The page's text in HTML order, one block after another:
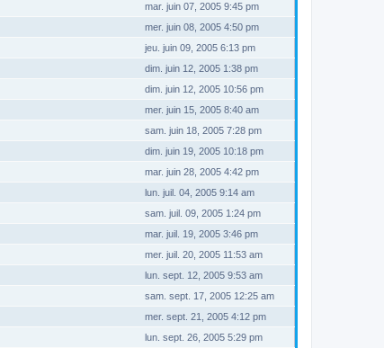
mar. juin 07, 2005 9:45 pm
mer. juin 08, 2005 4:50 pm
jeu. juin 09, 2005 6:13 pm
dim. juin 12, 2005 1:38 pm
dim. juin 12, 2005 10:56 pm
mer. juin 15, 2005 8:40 am
sam. juin 18, 2005 7:28 pm
dim. juin 19, 2005 10:18 pm
mar. juin 28, 2005 4:42 pm
lun. juil. 04, 2005 9:14 am
sam. juil. 09, 2005 1:24 pm
mar. juil. 19, 2005 3:46 pm
mer. juil. 20, 2005 11:53 am
lun. sept. 12, 2005 9:53 am
sam. sept. 17, 2005 12:25 am
mer. sept. 21, 2005 4:12 pm
lun. sept. 26, 2005 5:29 pm